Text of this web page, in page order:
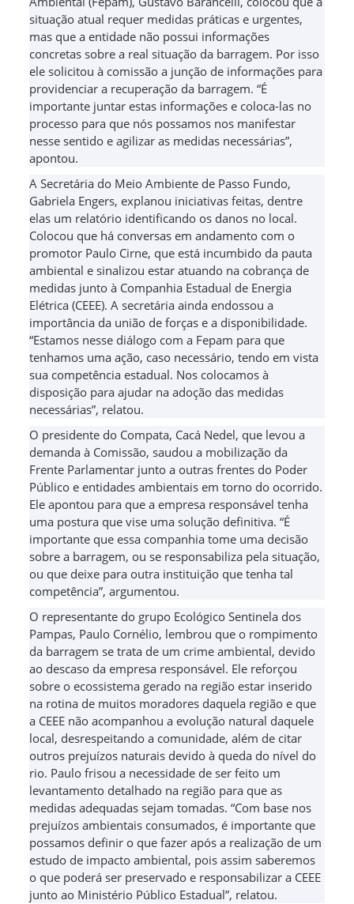
situação atual requer medidas práticas e urgentes,
mas que a entidade não possui informações
concretas sobre a real situação da barragem. Por isso
ele solicitou à comissão a junção de informações para
providenciar a recuperação da barragem. “É
importante juntar estas informações e coloca-las no
processo para que nós possamos nos manifestar
nesse sentido e agilizar as medidas necessárias”,
apontou.
A Secretária do Meio Ambiente de Passo Fundo,
Gabriela Engers, explanou iniciativas feitas, dentre
elas um relatório identificando os danos no local.
Colocou que há conversas em andamento com o
promotor Paulo Cirne, que está incumbido da pauta
ambiental e sinalizou estar atuando na cobrança de
medidas junto à Companhia Estadual de Energia
Elétrica (CEEE). A secretária ainda endossou a
importância da união de forças e a disponibilidade.
“Estamos nesse diálogo com a Fepam para que
tenhamos uma ação, caso necessário, tendo em vista
sua competência estadual. Nos colocamos à
disposição para ajudar na adoção das medidas
necessárias”, relatou.
O presidente do Compata, Cacá Nedel, que levou a
demanda à Comissão, saudou a mobilização da
Frente Parlamentar junto a outras frentes do Poder
Público e entidades ambientais em torno do ocorrido.
Ele apontou para que a empresa responsável tenha
uma postura que vise uma solução definitiva. “É
importante que essa companhia tome uma decisão
sobre a barragem, ou se responsabiliza pela situação,
ou que deixe para outra instituição que tenha tal
competência”, argumentou.
O representante do grupo Ecológico Sentinela dos
Pampas, Paulo Cornélio, lembrou que o rompimento
da barragem se trata de um crime ambiental, devido
ao descaso da empresa responsável. Ele reforçou
sobre o ecossistema gerado na região estar inserido
na rotina de muitos moradores daquela região e que
a CEEE não acompanhou a evolução natural daquele
local, desrespeitando a comunidade, além de citar
outros prejuízos naturais devido à queda do nível do
rio. Paulo frisou a necessidade de ser feito um
levantamento detalhado na região para que as
medidas adequadas sejam tomadas. “Com base nos
prejuízos ambientais consumados, é importante que
possamos definir o que fazer após a realização de um
estudo de impacto ambiental, pois assim saberemos
o que poderá ser preservado e responsabilizar a CEEE
junto ao Ministério Público Estadual”, relatou.